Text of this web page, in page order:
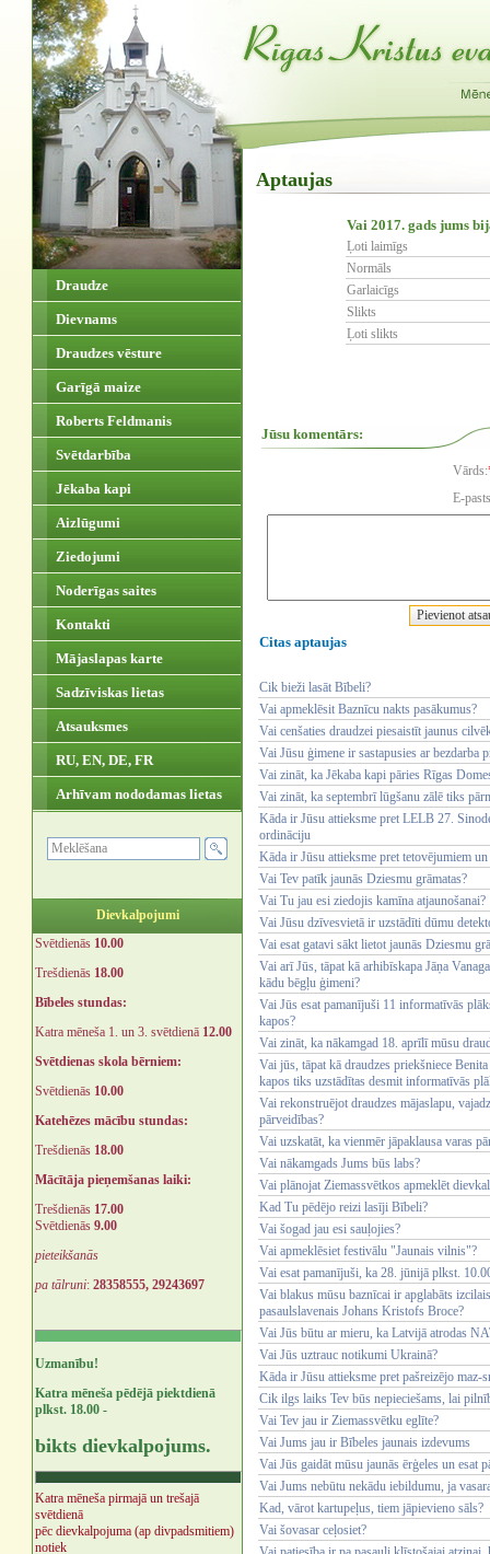
Draudze
Dievnams
Draudzes vēsture
Garīgā maize
Roberts Feldmanis
Svētdarbība
Jēkaba kapi
Aizlūgumi
Ziedojumi
Noderīgas saites
Kontakti
Mājaslapas karte
Sadzīviskas lietas
Atsauksmes
RU, EN, DE, FR
Arhīvam nododamas lietas
Dievkalpojumi
Svētdienās 10.00
Trešdienās 18.00
Bībeles stundas:
Katra mēneša 1. un 3. svētdienā 12.00
Svētdienas skola bērniem:
Svētdienās 10.00
Katehēzes mācību stundas:
Trešdienās 18.00
Mācītāja pieņemšanas laiki:
Trešdienās 17.00
Svētdienās 9.00
pieteikšanās
pa tālruni: 28358555, 29243697
Uzmanību!
Katra mēneša pēdējā piektdienā
plkst. 18.00 -
bikts dievkalpojums.
Katra mēneša pirmajā un trešajā
svētdienā
pēc dievkalpojuma (ap divpadsmitiem)
notiek
Aptaujas
Vai 2017. gads jums
Ļoti laimīgs
Normāls
Garlaicīgs
Slikts
Ļoti slikts
Jūsu komentārs:
Vārds:
E-
Citas aptaujas
Cik bieži lasāt Bībeli?
Vai apmeklēsit Baznīcu nakts pasākumus?
Vai cenšaties draudzei piesaistīt jaunus
Vai Jūsu ģimene ir sastapusies ar bezdarba
Vai zināt, ka Jēkaba kapi pāries Rīgas
Vai zināt, ka septembrī lūgšanu zālē tiks
Kāda ir Jūsu attieksme pret LELB 27.
ordināciju
Kāda ir Jūsu attieksme pret tetovējumiem un
Vai Tev patīk jaunās Dziesmu grāmatas?
Vai Tu jau esi ziedojis kamīna atjaunošanai?
Vai Jūsu dzīvesvietā ir uzstādīti dūmu
Vai esat gatavi sākt lietot jaunās Dziesmu
Vai arī Jūs, tāpat kā arhibīskapa Jāņa
kādu bēgļu ģimeni?
Vai Jūs esat pamanījuši 11 informatīvās
kapos?
Vai zināt, ka nākamgad 18. aprīlī mūsu
Vai jūs, tāpat kā draudzes priekšniece
kapos tiks uzstādītas desmit informatīvās
Vai rekonstruējot draudzes mājaslapu,
pārveidības?
Vai uzskatāt, ka vienmēr jāpaklausa varas
Vai nākamgads Jums būs labs?
Vai plānojat Ziemassvētkos apmeklēt
Kad Tu pēdējo reizi lasīji Bībeli?
Vai šogad jau esi sauļojies?
Vai apmeklēsiet festivālu "Jaunais vilnis"?
Vai esat pamanījuši, ka 28. jūnijā plkst.
Vai blakus mūsu baznīcai ir apglabāts
pasaulslavenais Johans Kristofs Broce?
Vai Jūs būtu ar mieru, ka Latvijā atrodas
Vai Jūs uztrauc notikumi Ukrainā?
Kāda ir Jūsu attieksme pret pašreizējo maz-
Cik ilgs laiks Tev būs nepieciešams, lai
Vai Tev jau ir Ziemassvētku eglīte?
Vai Jums jau ir Bībeles jaunais izdevums
Vai Jūs gaidāt mūsu jaunās ērģeles un esat
Vai Jums nebūtu nekādu iebildumu, ja
Kad, vārot kartupeļus, tiem jāpievieno sāls?
Vai šovasar ceļosiet?